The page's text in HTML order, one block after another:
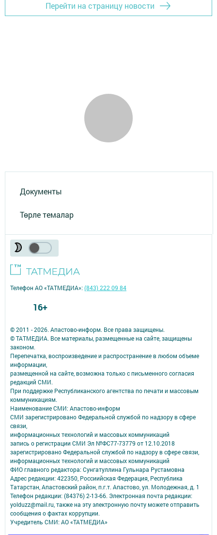
Перейти на страницу новости
Документы
Төрле темалар
© 2011 - 2026. Апастово-информ. Все права защищены.
© ТАТМЕДИА. Все материалы, размещенные на сайте, защищены
законом.
Перепечатка, воспроизведение и распространение в любом объеме
информации,
размещенной на сайте, возможна только с письменного согласия
редакций СМИ.
При поддержке Республиканского агентства по печати и массовым
коммуникациям.
Наименование СМИ: Апастово-информ
СМИ зарегистрировано Федеральной службой по надзору в сфере
связи,
информационных технологий и массовых коммуникаций
запись о регистрации СМИ Эл №ФС77-73779 от 12.10.2018
зарегистрировано Федеральной службой по надзору в сфере связи,
информационных технологий и массовых коммуникаций
ФИО главного редактора: Сунгатуллина Гульнара Рустамовна
Адрес редакции: 422350, Россиийская Федерация, Республика
Татарстан, Апастовский район, п.г.т. Апастово, ул. Молодежная, д. 1
Телефон редакции: (84376) 2-13-66. Электронная почта редакции:
yolduzz@mail.ru, также на эту электронную почту можете отправить
сообщения о фактах коррупции.
Учредитель СМИ: АО «ТАТМЕДИА»
Телефон АО «ТАТМЕДИА»:(843) 222 09 84
16+